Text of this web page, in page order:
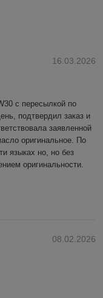
16.03.2026
с пересылкой по
подтвердил заказ и
заявленной
оригинальное. По
языках но, но без
оригинальности.
08.02.2026